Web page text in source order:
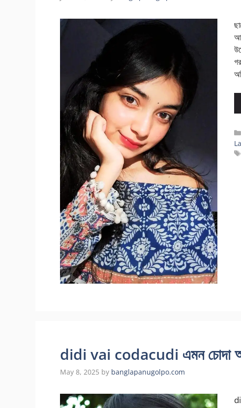
didi vai codacudi এমন চোদা
May 8, 2025 by banglapanugolpo.com